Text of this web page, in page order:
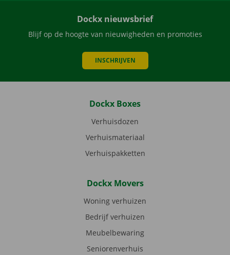
Dockx nieuwsbrief
Blijf op de hoogte van nieuwigheden en promoties
INSCHRIJVEN
Dockx Boxes
Verhuisdozen
Verhuismateriaal
Verhuispakketten
Dockx Movers
Woning verhuizen
Bedrijf verhuizen
Meubelbewaring
Seniorenverhuis